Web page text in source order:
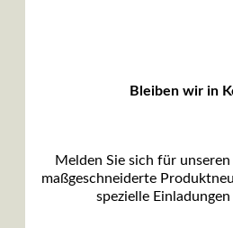
Bleiben wir in
Melden Sie sich für
maßgeschneiderte
spezielle